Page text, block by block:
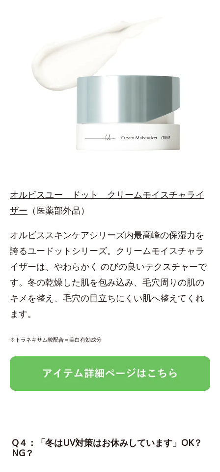
オルビスユー ドット クリームモイスチャライ
ザー （医薬部外品）
オルビススキンケアシリーズ内最高峰の保湿力を
誇るユードットシリーズ。クリームモイスチャラ
イザーは、やわらかく のびの良いテクスチャーで
す。冬の乾燥した肌を包み込み、毛穴周りの肌の
キメを整え、毛穴の目立ちにくい肌へ整えてくれ
ます。
※トラネキサム酸配合＝美白有効成分
Q４：「冬はUV対策はお休みしています」OK？
NG？